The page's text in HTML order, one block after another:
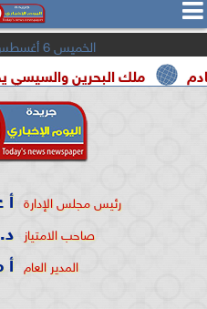
 
الخميس 6 أغسطس 2026
والسيسي يجيب وماذا بعد
رئيس مجلس الإدارة
صاحب الامتياز
المدير العام